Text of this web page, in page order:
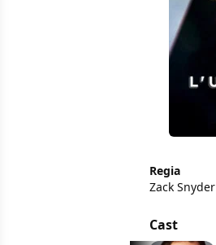
Regia
Zack Snyder
Cast